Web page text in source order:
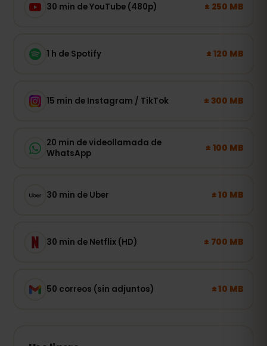
30 min de YouTube (480p) ± 250 MB
1 h de Spotify ± 120 MB
15 min de Instagram / TikTok ± 300 MB
20 min de videollamada de
WhatsApp
± 100 MB
30 min de Uber ± 10 MB
30 min de Netflix (HD) ± 700 MB
50 correos (sin adjuntos) ± 10 MB